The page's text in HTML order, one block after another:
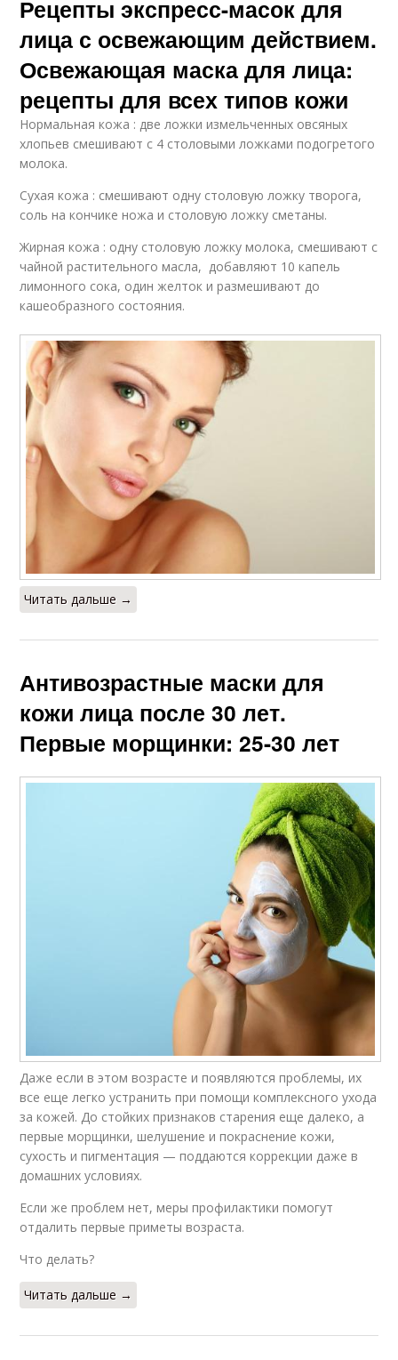
Рецепты экспресс-масок для
лица с освежающим действием.
Освежающая маска для лица:
рецепты для всех типов кожи
Нормальная кожа : две ложки измельченных овсяных
хлопьев смешивают с 4 столовыми ложками подогретого
молока.
Сухая кожа : смешивают одну столовую ложку творога,
соль на кончике ножа и столовую ложку сметаны.
Жирная кожа : одну столовую ложку молока, смешивают с
чайной растительного масла, добавляют 10 капель
лимонного сока, один желток и размешивают до
кашеобразного состояния.
Читать дальше →
Антивозрастные маски для
кожи лица после 30 лет.
Первые морщинки: 25-30 лет
Даже если в этом возрасте и появляются проблемы, их
все еще легко устранить при помощи комплексного ухода
за кожей. До стойких признаков старения еще далеко, а
первые морщинки, шелушение и покраснение кожи,
сухость и пигментация — поддаются коррекции даже в
домашних условиях.
Если же проблем нет, меры профилактики помогут
отдалить первые приметы возраста.
Что делать?
Читать дальше →